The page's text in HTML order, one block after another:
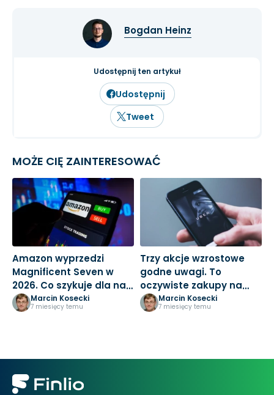
Bogdan Heinz
Udostępnij ten artykuł
Udostępnij
Tweet
MOŻE CIĘ ZAINTERESOWAĆ
Amazon wyprzedzi
Magnificent Seven w
2026. Co szykuje dla nas
Jeff Bezos?
Marcin Kosecki
7 miesięcy temu
Trzy akcje wzrostowe
godne uwagi. To
oczywiste zakupy na
nowy rok
Marcin Kosecki
7 miesięcy temu